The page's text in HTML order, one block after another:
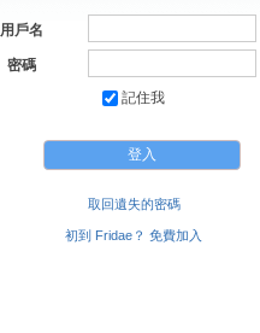
用戶名
密碼
記住我
取回遺失的密碼
初到 Fridae？ 免費加入